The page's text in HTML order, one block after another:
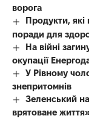
ворога
Продукти,
поради для
На війні
окупації
У Рівному
знепритомнів
Зеленський
врятоване